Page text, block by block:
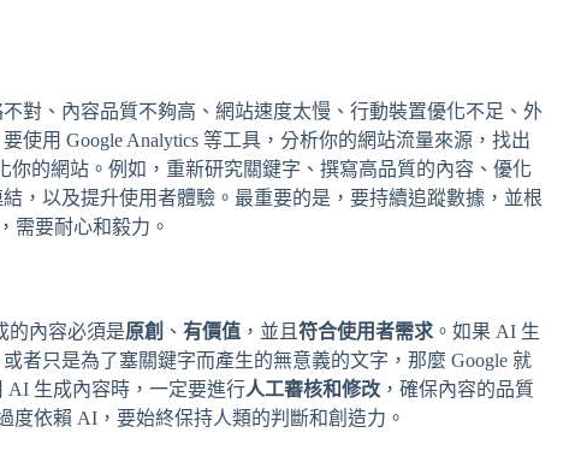
對、內容品質不夠高、網站速度太慢、行動裝置優化不足、外
使用 Google Analytics 等工具，分析你的網站流量來源，找出
你的網站。例如，重新研究關鍵字、撰寫高品質的內容、優化
，以及提升使用者體驗。最重要的是，要持續追蹤數據，並根
需要耐心和毅力。
的內容必須是原創 、 有價值 ，並且 符合使用者需求 。如果 AI 生
者只是為了塞關鍵字而產生的無意義的文字，那麼 Google 就
AI 生成內容時，一定要進行人工審核和修改 ，確保內容的品質
依賴 AI，要始終保持人類的判斷和創造力。